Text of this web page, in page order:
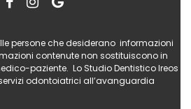
persone che desiderano informazioni
contenute non sostituiscono in
paziente. Lo Studio Dentistico Ireos
odontoiatrici all’avanguardia